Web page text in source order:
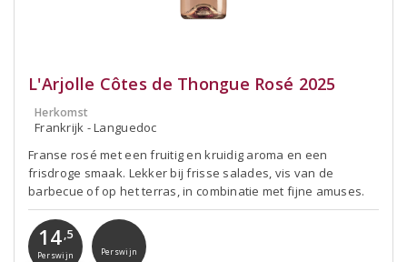
L'Arjolle Côtes de Thongue Rosé 2025
Herkomst
Frankrijk - Languedoc
Franse rosé met een fruitig en kruidig aroma en een
frisdroge smaak. Lekker bij frisse salades, vis van de
barbecue of op het terras, in combinatie met fijne amuses.
14,5
Perswijn Perswijn